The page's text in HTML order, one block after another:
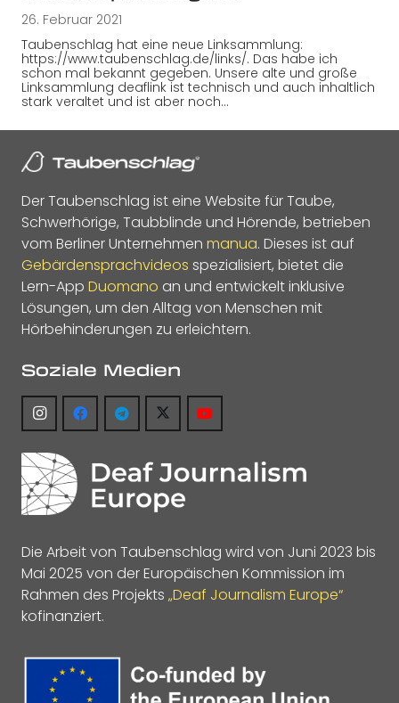
26. Februar 2021
Taubenschlag hat eine neue Linksammlung:
https://www.taubenschlag.de/links/. Das habe ich
schon mal bekannt gegeben. Unsere alte und große
Linksammlung deaflink ist technisch und auch inhaltlich
stark veraltet und ist aber noch…
Der Taubenschlag ist eine Website für Taube,
Schwerhörige, Taubblinde und Hörende, betrieben
vom Berliner Unternehmen manua. Dieses ist auf
Gebärdensprachvideos spezialisiert, bietet die
Lern-App Duomano an und entwickelt inklusive
Lösungen, um den Alltag von Menschen mit
Hörbehinderungen zu erleichtern.
Soziale Medien
Die Arbeit von Taubenschlag wird von Juni 2023 bis
Mai 2025 von der Europäischen Kommission im
Rahmen des Projekts „Deaf Journalism Europe“
kofinanziert.